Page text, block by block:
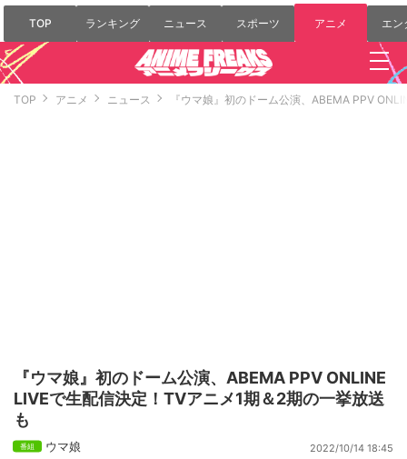
TOP ランキング ニュース スポーツ アニメ エン
TOP アニメ ニュース 『ウマ娘』初のドーム公演、ABEMA PPV
『ウマ娘』初のドーム公演、ABEMA PPV ONLINE
LIVEで生配信決定！TVアニメ1期＆2期の一挙放送
も
ウマ娘 2022/10/14 18:45